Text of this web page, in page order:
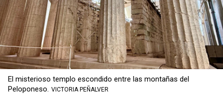
El misterioso templo escondido entre las montañas del
Peloponeso. VICTORIA PEÑALVER